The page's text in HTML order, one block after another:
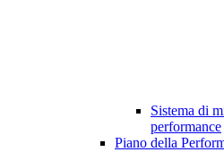
Sistema di
performance
Piano della